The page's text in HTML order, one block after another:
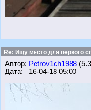
Re: Ищу место для первого
Автор: Petrov1ch1988
Дата: 16-04-18 05:00